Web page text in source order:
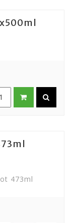
473ml